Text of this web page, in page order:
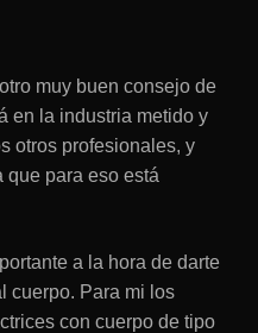
muy buen consejo de
en la industria metido y
otros profesionales, y
que para eso está
a la hora de darte
cuerpo. Para mi los
con cuerpo de tipo